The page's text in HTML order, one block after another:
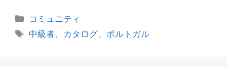
カ
テ
コミュニティ
タ
中級者、カタログ、ポルトガル